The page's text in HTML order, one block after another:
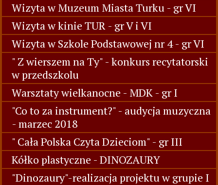
Wizyta w Muzeum Miasta Turku - gr VI
Wizyta w kinie TUR - gr V i VI
Wizyta w Szkole Podstawowej nr 4 - gr VI
" Z wierszem na Ty" - konkurs recytatorski
w przedszkolu
Warsztaty wielkanocne - MDK - gr I
"Co to za instrument?" - audycja muzyczna
- marzec 2018
" Cała Polska Czyta Dzieciom" - gr III
Kółko plastyczne - DINOZAURY
"Dinozaury"-realizacja projektu w grupie I